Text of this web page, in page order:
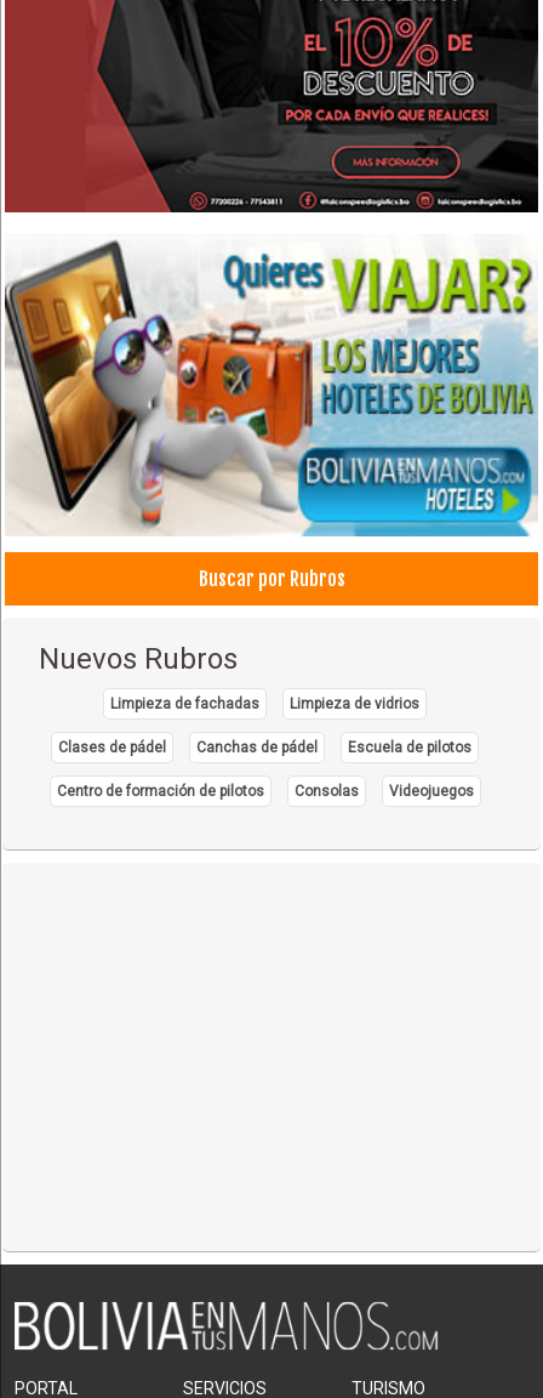
Buscar por Rubros
Nuevos Rubros
Limpieza de fachadas Limpieza de vidrios
Clases de pádel Canchas de pádel Escuela de pilotos
Centro de formación de pilotos Consolas Videojuegos
PORTAL SERVICIOS TURISMO